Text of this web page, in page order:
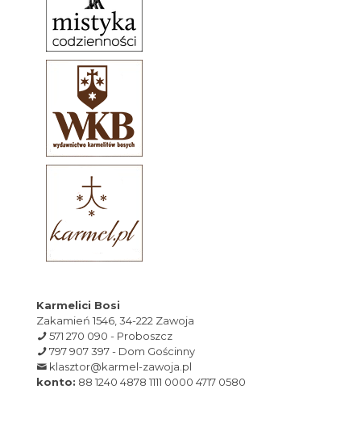
Karmelici Bosi
Zakamień 1546, 34-222 Zawoja
571 270 090 - Proboszcz
797 907 397 - Dom Gościnny
klasztor@karmel-zawoja.pl
konto: 88 1240 4878 1111 0000 4717 0580